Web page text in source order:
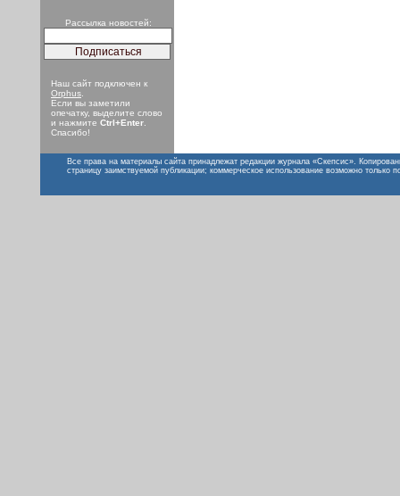
Рассылка новостей:
Наш сайт подключен к
Orphus
Если вы заметили
опечатку, выделите слово
и нажмите Ctrl+Enter
Спасибо!
Все права на материалы сайта принадлежат редакции журнала «Скепсис».
страницу заимствуемой публикации; коммерческое использование возможно только